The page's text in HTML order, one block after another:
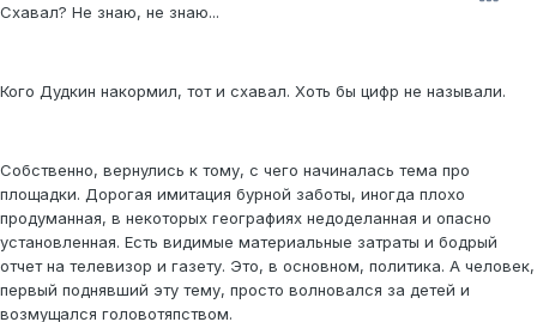
Схавал? Не знаю, не знаю...
Кого Дудкин накормил, тот и схавал. Хоть бы цифр не называли.
Собственно, вернулись к тому, с чего начиналась тема про
площадки. Дорогая имитация бурной заботы, иногда плохо
продуманная, в некоторых географиях недоделанная и опасно
установленная. Есть видимые материальные затраты и бодрый
отчет на телевизор и газету. Это, в основном, политика. А человек,
первый поднявший эту тему, просто волновался за детей и
возмущался головотяпством.